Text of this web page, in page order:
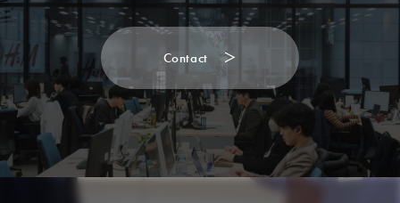
Contact
C
＞